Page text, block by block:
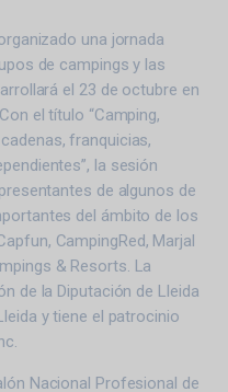
una jornada
de campings y las
el 23 de octubre en
el título “Camping,
franquicias,
la sesión
de algunos de
del ámbito de los
CampingRed, Marjal
& Resorts. La
de la Diputación de Lleida
y tiene el patrocinio
Nacional Profesional de